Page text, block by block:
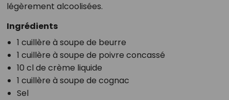
légèrement alcoolisées.
Ingrédients
1 cuillère à soupe de beurre
1 cuillère à soupe de poivre concassé
10 cl de crème liquide
1 cuillère à soupe de cognac
Sel